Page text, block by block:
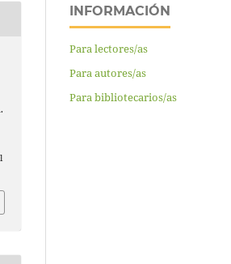
INFORMACIÓN
Para lectores/as
Para autores/as
Para bibliotecarios/as